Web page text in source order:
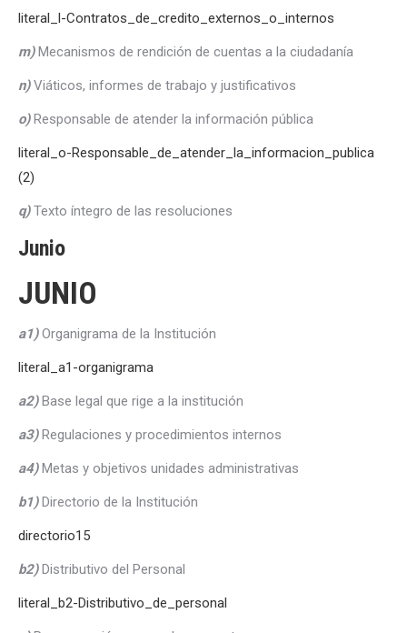
literal_l-Contratos_de_credito_externos_o_internos
m)Mecanismos de rendición de cuentas a la ciudadanía
n)Viáticos, informes de trabajo y justificativos
o)Responsable de atender la información pública
literal_o-Responsable_de_atender_la_informacion_publica
(2)
q) Texto íntegro de las resoluciones
Junio
JUNIO
a1) Organigrama de la Institución
literal_a1-organigrama
a2) Base legal que rige a la institución
a3)Regulaciones y procedimientos internos
a4)Metas y objetivos unidades administrativas
b1)Directorio de la Institución
directorio15
b2)Distributivo del Personal
literal_b2-Distributivo_de_personal